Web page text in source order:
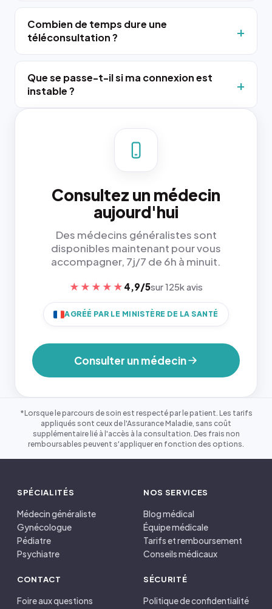
Combien de temps dure une
téléconsultation ?
Que se passe-t-il si ma connexion est
instable ?
Consultez un médecin
aujourd'hui
Des médecins généralistes sont
disponibles maintenant pour vous
accompagner, 7j/7 de 6h à minuit.
★★★★★ 4,9/5sur 125k avis
AGRÉÉ PAR LE MINISTÈRE DE LA SANTÉ
Consulter un médecin
*Lorsque le parcours de soin est respecté par le patient. Les tarifs
appliqués sont ceux de l'Assurance Maladie, sans coût
supplémentaire lié à l'accès à la consultation. Des frais non
remboursables peuvent s'appliquer en fonction des options.
SPÉCIALITÉS
Médecin généraliste
Gynécologue
Pédiatre
Psychiatre
NOS SERVICES
Blog médical
Équipe médicale
Tarifs et remboursement
Conseils médicaux
CONTACT
Foire aux questions
SÉCURITÉ
Politique de confidentialité